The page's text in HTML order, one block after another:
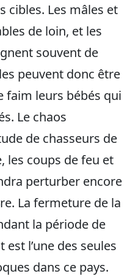
cibles. Les mâles et
de loin, et les
souvent de
peuvent donc être
faim leurs bébés qui
Le chaos
de chasseurs de
les coups de feu et
perturber encore
La fermeture de la
la période de
est l’une des seules
dans ce pays.